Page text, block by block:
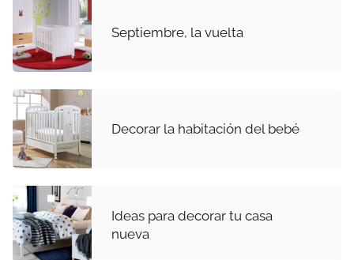
Septiembre, la vuelta
Decorar la habitación del bebé
Ideas para decorar tu casa
nueva